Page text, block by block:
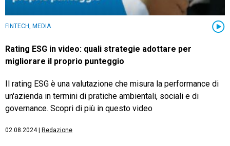
FINTECH, MEDIA
Rating ESG in video: quali strategie adottare per
migliorare il proprio punteggio
Il rating ESG è una valutazione che misura la performance di
un'azienda in termini di pratiche ambientali, sociali e di
governance. Scopri di più in questo video
02.08.2024| Redazione